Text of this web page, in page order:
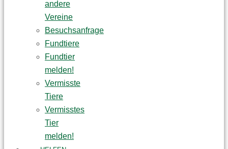
andere
Vereine
Besuchsanfrage
Fundtiere
Fundtier
melden!
Vermisste
Tiere
Vermisstes
Tier
melden!